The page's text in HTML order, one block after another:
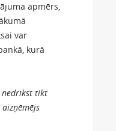
apmērs,
var
kurā
nedrīkst tikt